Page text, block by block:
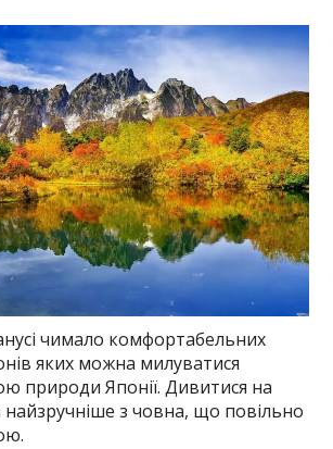
чимало комфортабельних
яких можна милуватися
природи Японії. Дивитися на
найзручніше з човна, що повільно